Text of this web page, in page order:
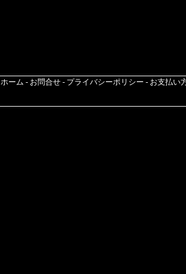
ホーム - お問合せ - プライバシーポリシー - お支払い